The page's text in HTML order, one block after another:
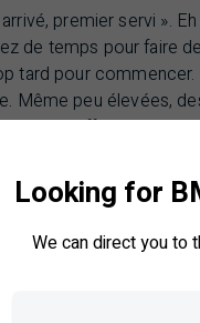
premier servi ».
de temps pour faire
tard pour
Même peu élevées,
la différence.
de cotisations
de constater ce
d’un
Looking for
We can direct you to